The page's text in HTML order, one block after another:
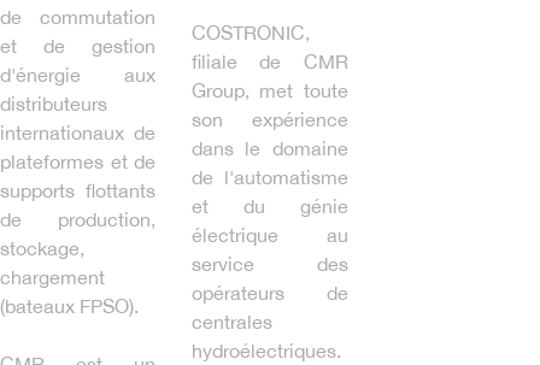
de commutation
et de gestion
d'énergie aux
distributeurs
internationaux de
plateformes et de
supports flottants
de production,
stockage,
chargement
(bateaux FPSO).
COSTRONIC,
filiale de CMR
Group, met toute
son expérience
dans le domaine
de l'automatisme
et du génie
électrique au
service des
opérateurs de
centrales
hydroélectriques.